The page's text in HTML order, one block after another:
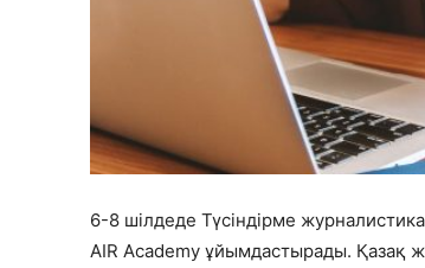
6-8 шілдеде Түсіндірме
AIR Academy ұйымдастырады. Қазақ